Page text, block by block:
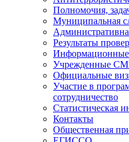
Полномочия,
Муниципальная
Результаты
Учрежденные
Официальные
Участие в
сотрудничество
Статистическая
Контакты
Общественная